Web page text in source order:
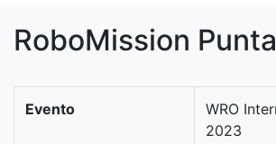
RoboMission
Evento
WRO
2023